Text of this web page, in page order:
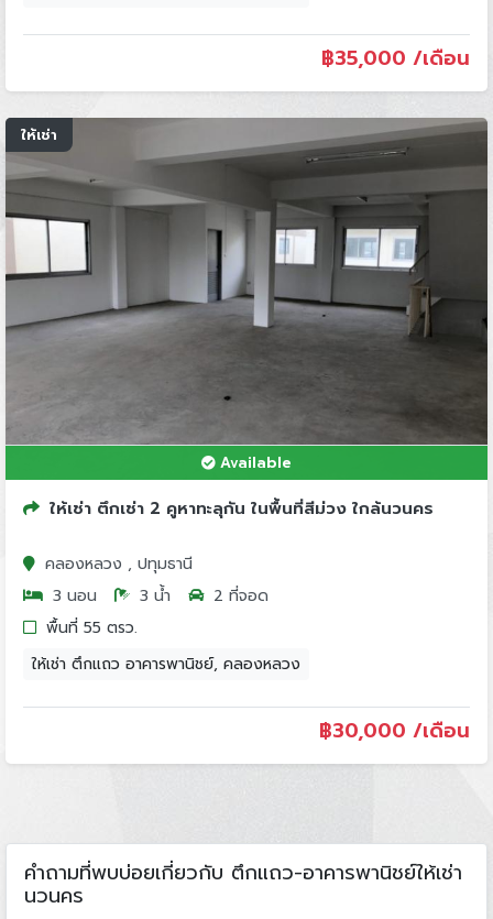
฿35,000 /เดือน
ให้เช่า
Available
ให้เช่า ตึกเช่า 2 คูหาทะลุกัน ในพื้นที่สีม่วง ใกล้นวนคร
คลองหลวง , ปทุมธานี
3 นอน
3 น้ำ
2 ที่จอด
พื้นที่ 55 ตรว.
ให้เช่า ตึกแถว อาคารพานิชย์, คลองหลวง
฿30,000 /เดือน
คำถามที่พบบ่อยเกี่ยวกับ ตึกแถว-อาคารพานิชย์ให้เช่า
นวนคร